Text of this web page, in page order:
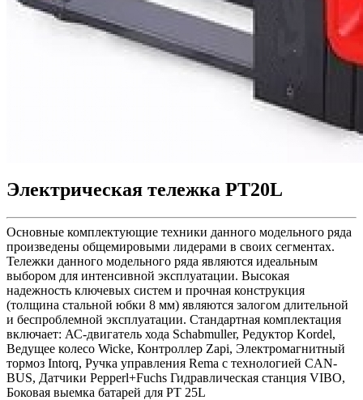
Электрическая тележка PT20L
Основные комплектующие техники данного модельного ряда
произведены общемировыми лидерами в своих сегментах.
Тележки данного модельного ряда являются идеальным
выбором для интенсивной эксплуатации. Высокая
надежность ключевых систем и прочная конструкция
(толщина стальной юбки 8 мм) являются залогом длительной
и беспроблемной эксплуатации. Cтандартная комплектация
включает: АС-двигатель хода Schabmuller, Редуктор Kordel,
Ведущее колесо Wicke, Контроллер Zapi, Электромагнитный
тормоз Intorq, Ручка управления Rema с технологией CAN-
BUS, Датчики Pepperl+Fuchs Гидравлическая станция VIBO,
Боковая выемка батарей для PT 25L